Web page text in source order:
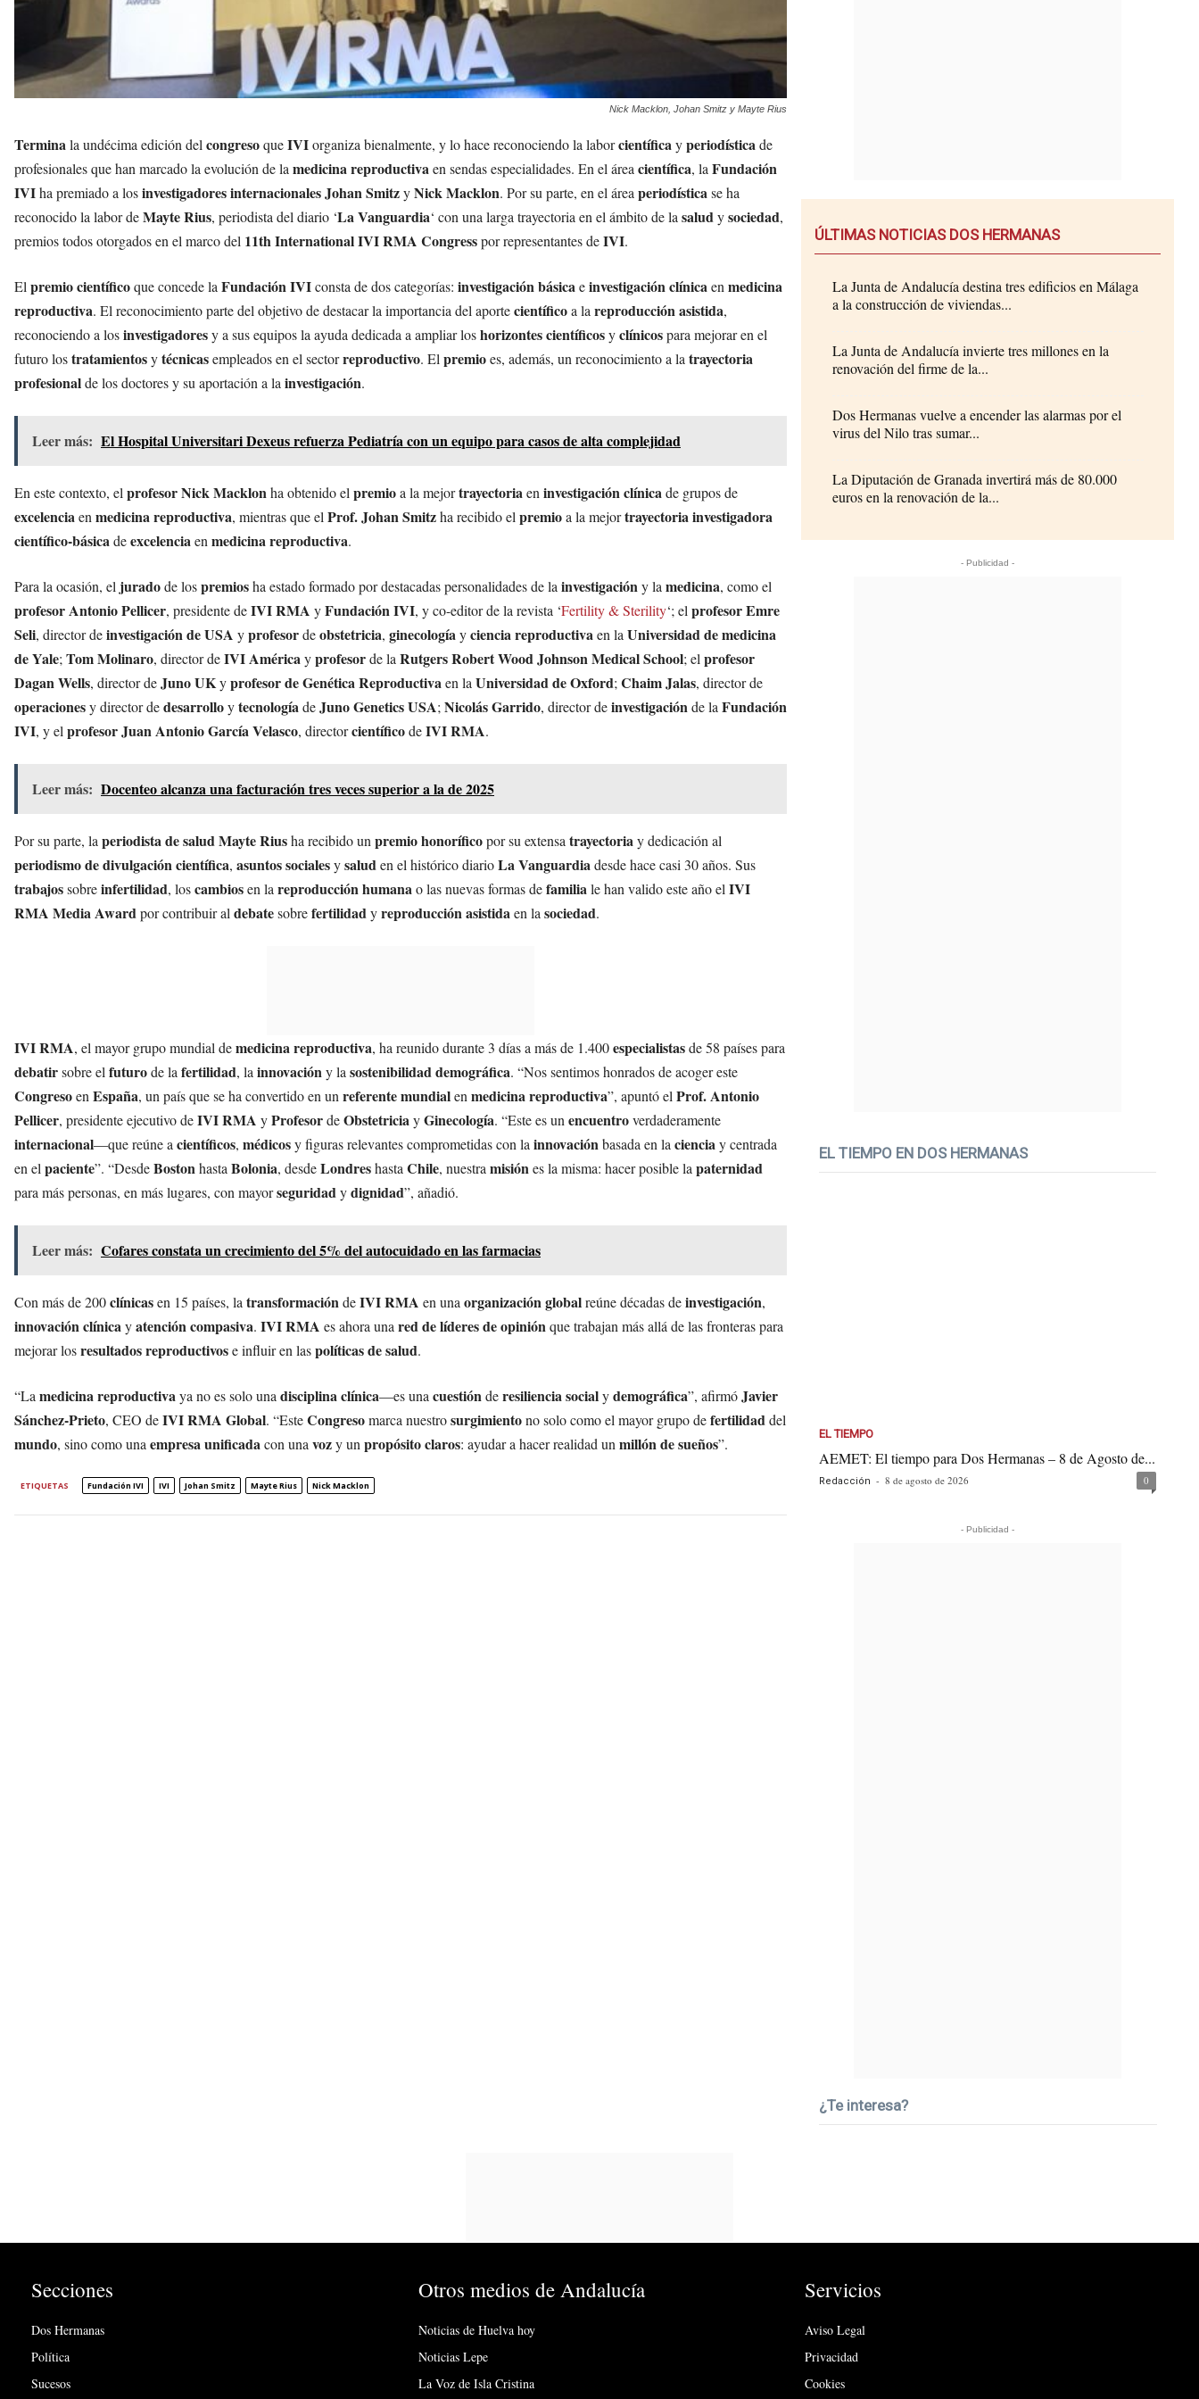
Nick Macklon, Johan Smitz y Mayte Rius
Termina la undécima edición del congresoqueIVIorganiza bienalmente, y lo hace reconociendo la laborcientífica yperiodística de
profesionales que han marcado la evolución de la medicina reproductiva en sendas especialidades. En el área científica, la Fundación
IVIha premiado a losinvestigadores internacionalesJohan SmitzyNick Macklon. Por su parte, en el área periodística se ha
reconocido la labor deMayte Rius, periodista del diario ‘La Vanguardia‘ con una larga trayectoria en el ámbito de la salud ysociedad,
premios todos otorgados en el marco del 11th International IVI RMA Congresspor representantes deIVI.
El premio científicoque concede la Fundación IVIconsta de dos categorías: investigación básica einvestigación clínica en medicina
reproductiva. El reconocimiento parte del objetivo de destacar la importancia del aportecientíficoa la reproducción asistida,
reconociendo a losinvestigadoresy a sus equipos la ayuda dedicada a ampliar loshorizontes científicosyclínicospara mejorar en el
futuro lostratamientosytécnicasempleados en el sectorreproductivo. El premioes, además, un reconocimiento a la trayectoria
profesionalde los doctores y su aportación a la investigación.
Leer más: El Hospital Universitari Dexeus refuerza Pediatría con un equipo para casos de alta complejidad
En este contexto, el profesor Nick Macklon ha obtenido el premioa la mejortrayectoria en investigación clínica de grupos de
excelencia en medicina reproductiva, mientras que el Prof. Johan Smitzha recibido el premioa la mejortrayectoria investigadora
científico-básica deexcelencia en medicina reproductiva.
Para la ocasión, el juradode lospremiosha estado formado por destacadas personalidades de la investigación y la medicina, como el
profesor Antonio Pellicer, presidente deIVI RMA yFundación IVI, y co-editor de la revista ‘Fertility & Sterility‘; el profesor Emre
Seli, director deinvestigación de USA yprofesordeobstetricia, ginecología yciencia reproductiva en la Universidad de medicina
de Yale; Tom Molinaro, director deIVI América yprofesorde la Rutgers Robert Wood Johnson Medical School; el profesor
Dagan Wells, director deJuno UKyprofesor de Genética Reproductiva en la Universidad de Oxford; Chaim Jalas, director de
operacionesy director dedesarrolloytecnología deJuno Genetics USA; Nicolás Garrido, director deinvestigación de la Fundación
IVI, y el profesor Juan Antonio García Velasco, directorcientíficodeIVI RMA.
Leer más: Docenteo alcanza una facturación tres veces superior a la de 2025
Por su parte, la periodista de salud Mayte Riusha recibido un premio honoríficopor su extensa trayectoria y dedicación al
periodismo de divulgación científica, asuntos socialesysalud en el histórico diarioLa Vanguardia desde hace casi 30 años. Sus
trabajossobreinfertilidad, loscambiosen la reproducción humana o las nuevas formas defamilia le han valido este año el IVI
RMA Media Award por contribuir al debatesobrefertilidad yreproducción asistida en la sociedad.
IVI RMA, el mayor grupo mundial demedicina reproductiva, ha reunido durante 3 días a más de 1.400especialistasde 58 países para
debatirsobre el futurode la fertilidad, la innovación y la sostenibilidad demográfica. “Nos sentimos honrados de acoger este
Congresoen España, un país que se ha convertido en un referente mundialen medicina reproductiva”, apuntó el Prof. Antonio
Pellicer, presidente ejecutivo deIVI RMA yProfesordeObstetricia yGinecología. “Este es un encuentroverdaderamente
internacional—que reúne a científicos, médicosy figuras relevantes comprometidas con la innovación basada en la ciencia y centrada
en el paciente”. “DesdeBoston hasta Bolonia, desdeLondreshasta Chile, nuestra misión es la misma: hacer posible la paternidad
para más personas, en más lugares, con mayorseguridad ydignidad”, añadió.
Leer más: Cofares constata un crecimiento del 5% del autocuidado en las farmacias
Con más de 200clínicasen 15 países, la transformación deIVI RMA en una organización globalreúne décadas deinvestigación,
innovación clínica yatención compasiva. IVI RMA es ahora una red de líderes de opinión que trabajan más allá de las fronteras para
mejorar losresultados reproductivose influir en laspolíticas de salud.
“La medicina reproductiva ya no es solo una disciplina clínica—es una cuestión deresiliencia socialydemográfica”, afirmóJavier
Sánchez-Prieto, CEO deIVI RMA Global. “EsteCongresomarca nuestrosurgimientono solo como el mayor grupo defertilidad del
mundo, sino como una empresa unificada con una vozy un propósito claros: ayudar a hacer realidad un millón de sueños”.
ETIQUETAS Fundación IVI IVI Johan Smitz Mayte Rius Nick Macklon
ÚLTIMAS NOTICIAS DOS HERMANAS
La Junta de Andalucía destina tres edificios en Málaga
a la construcción de viviendas...
La Junta de Andalucía invierte tres millones en la
renovación del firme de la...
Dos Hermanas vuelve a encender las alarmas por el
virus del Nilo tras sumar...
La Diputación de Granada invertirá más de 80.000
euros en la renovación de la...
- Publicidad -
EL TIEMPO EN DOS HERMANAS
EL TIEMPO
AEMET: El tiempo para Dos Hermanas – 8 de Agosto de...
Redacción - 8 de agosto de 2026 0
- Publicidad -
¿Te interesa?
Secciones
Dos Hermanas
Política
Sucesos
Otros medios de Andalucía
Noticias de Huelva hoy
Noticias Lepe
La Voz de Isla Cristina
Servicios
Aviso Legal
Privacidad
Cookies